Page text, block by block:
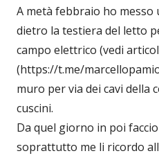
A metà febbraio ho
dietro la testiera del letto
campo elettrico (vedi
(https://t.me/
muro per via dei cavi della
cuscini.
Da quel giorno in poi
soprattutto me li ricordo